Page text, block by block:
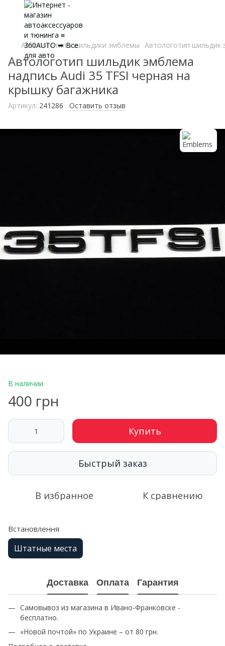
Автологотипы шильдики эмблемы Автологотип шильдик
Автологотип шильдик эмблема
надпись Audi 35 TFSI черная на
крышку багажника
Артикул: 241286 Оставить отзыв
В наличии
400 грн
Купить
Быстрый заказ
В избранное К сравнению
Встановлення
Штатные места
Доставка Оплата Гарантия
Самовывоз из магазина в Ивано-Франковске -
бесплатно.
«Новой почтой» по Украине – от 80 грн.